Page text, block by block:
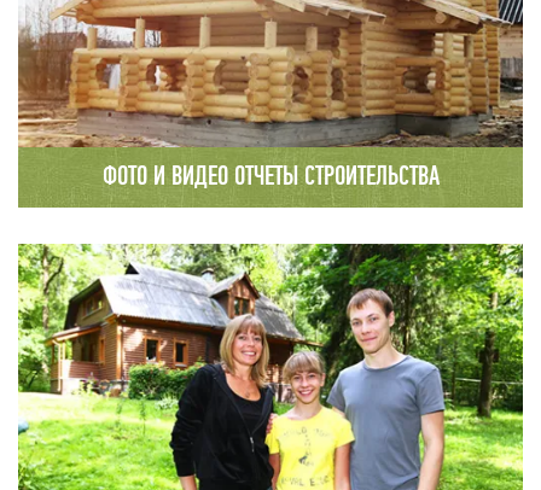
ФОТО И ВИДЕО ОТЧЕТЫ СТРОИТЕЛЬСТВА
сопровождается детальным фото и видео
отчетом с публикацией на сайте компании.